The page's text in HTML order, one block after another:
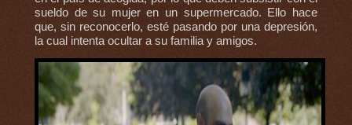
sueldo de su mujer en un supermercado. Ello hace
que, sin reconocerlo, esté pasando por una depresión,
la cual intenta ocultar a su familia y amigos.